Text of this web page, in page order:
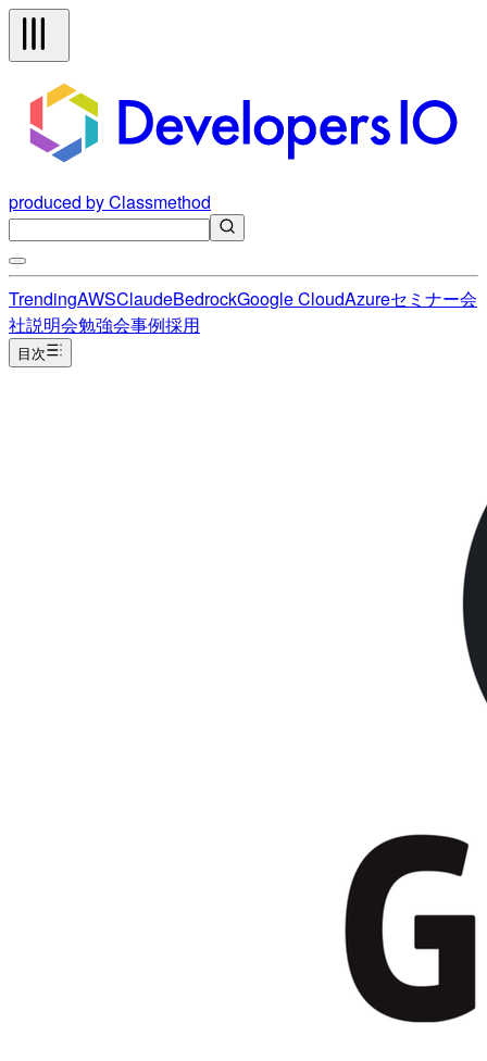
produced by Classmethod
TrendingAWSClaudeBedrockGoogle CloudAzureセミナー会
社説明会勉強会事例採用
目次